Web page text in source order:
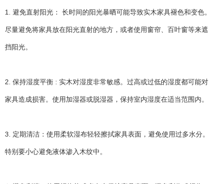
1. 避免直射阳光： 长时间的阳光暴晒可能导致实木家具褪色和变色。
尽量避免将家具放在阳光直射的地方，或者使用窗帘、百叶窗等来遮
挡阳光。
2. 保持湿度平衡 : 实木对湿度非常敏感。过高或过低的湿度都可能对
家具造成损害。使用加湿器或脱湿器，保持室内湿度在适当范围内。
3. 定期清洁：使用柔软湿布轻轻擦拭家具表面，避免使用过多水分。
特别要小心避免液体渗入木纹中。